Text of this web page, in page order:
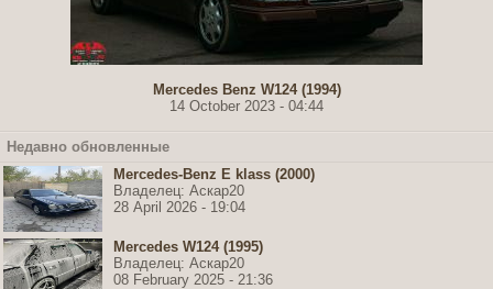
Mercedes Benz W124 (1994)
14 October 2023 - 04:44
Недавно обновленные
Mercedes-Benz E klass (2000)
Владелец: Аскар20
28 April 2026 - 19:04
Mercedes W124 (1995)
Владелец: Аскар20
08 February 2025 - 21:36